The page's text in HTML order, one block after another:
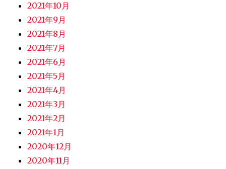
2021年10月
2021年9月
2021年8月
2021年7月
2021年6月
2021年5月
2021年4月
2021年3月
2021年2月
2021年1月
2020年12月
2020年11月